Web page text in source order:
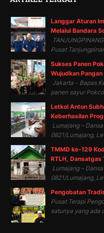
Langgar Aturan
Melalui Bandara
Pusat
Sukses Panen
Wujudkan
Jakarta - Bapas
panen sayur
Letkol Anton
Keberhasilan
Lumajang –
0821/Lumajang,
TMMD ke-129
RTLH, Dansatgas
Lumajang –
0821/Lumajang,
Pengobatan
Pusat Terapi
satunya yang ada